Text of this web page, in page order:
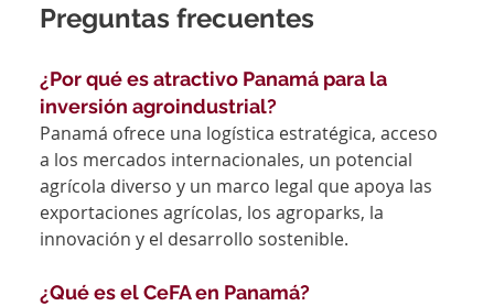
Preguntas frecuentes
¿Por qué es atractivo Panamá para la
inversión agroindustrial?
Panamá ofrece una logística estratégica, acceso
a los mercados internacionales, un potencial
agrícola diverso y un marco legal que apoya las
exportaciones agrícolas, los agroparks, la
innovación y el desarrollo sostenible.
¿Qué es el CeFA en Panamá?